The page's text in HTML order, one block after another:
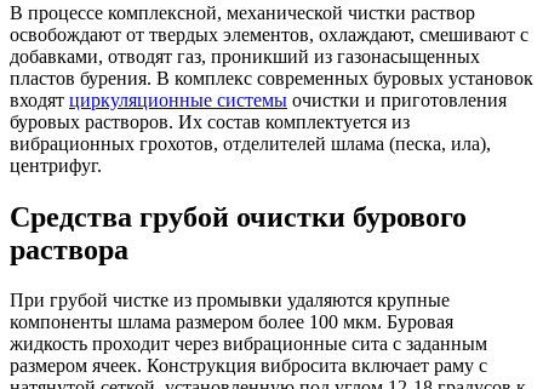
В процессе комплексной, механической чистки раствор
освобождают от твердых элементов, охлаждают, смешивают с
добавками, отводят газ, проникший из газонасыщенных
пластов бурения. В комплекс современных буровых установок
входят циркуляционные системы очистки и приготовления
буровых растворов. Их состав комплектуется из
вибрационных грохотов, отделителей шлама (песка, ила),
центрифуг.
Средства грубой очистки бурового
раствора
При грубой чистке из промывки удаляются крупные
компоненты шлама размером более 100 мкм. Буровая
жидкость проходит через вибрационные сита с заданным
размером ячеек. Конструкция вибросита включает раму с